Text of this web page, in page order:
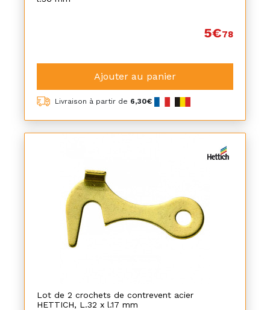
5€78
Ajouter au panier
Livraison à partir de 6,30€
Lot de 2 crochets de contrevent acier
HETTICH, L.32 x l.17 mm